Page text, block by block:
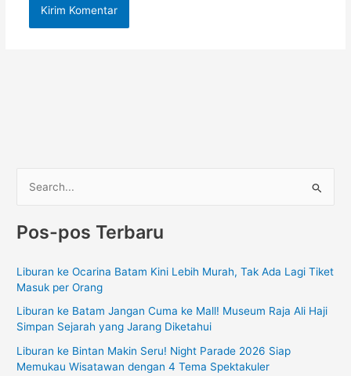
r
u
t
Pos-pos Terbaru
Liburan ke Ocarina Batam Kini Lebih Murah, Tak Ada Lagi Tiket
Masuk per Orang
Liburan ke Batam Jangan Cuma ke Mall! Museum Raja Ali Haji
Simpan Sejarah yang Jarang Diketahui
Liburan ke Bintan Makin Seru! Night Parade 2026 Siap
Memukau Wisatawan dengan 4 Tema Spektakuler